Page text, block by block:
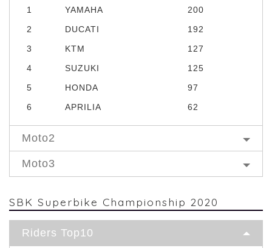
1 YAMAHA
200
2
DUCATI
192
3
KTM
127
4
SUZUKI
125
5
HONDA
97
6
APRILIA 62
Moto2
Moto3
SBK Superbike Championship 2020
Riders Top10